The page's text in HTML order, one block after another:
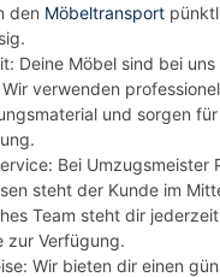
den Möbeltransport
Deine Möbel sind bei uns
verwenden
und sorgen
Bei Umzugsmeister
steht der Kunde im
Team steht dir
zur Verfügung.
Wir bieten dir einen